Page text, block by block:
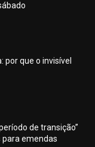
por que o invisível
de transição”
para emendas